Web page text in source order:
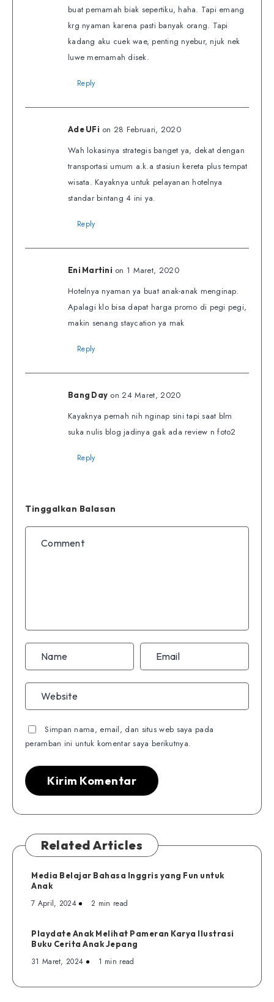
buat pemamah biak sepertiku, haha. Tapi emang
krg nyaman karena pasti banyak orang. Tapi
kadang aku cuek wae, penting nyebur, njuk nek
luwe memamah disek.
Reply
Ade UFi on 28 Februari, 2020
Wah lokasinya strategis banget ya, dekat dengan
transportasi umum a.k.a stasiun kereta plus tempat
wisata. Kayaknya untuk pelayanan hotelnya
standar bintang 4 ini ya.
Reply
Eni Martini on 1 Maret, 2020
Hotelnya nyaman ya buat anak-anak menginap.
Apalagi klo bisa dapat harga promo di pegi pegi,
makin senang staycation ya mak
Reply
Bang Day on 24 Maret, 2020
Kayaknya pernah nih nginap sini tapi saat blm
suka nulis blog jadinya gak ada review n foto2
Reply
Tinggalkan Balasan
Simpan nama, email, dan situs web saya pada
peramban ini untuk komentar saya berikutnya.
Related Articles
Media Belajar Bahasa Inggris yang Fun untuk
Anak
7 April, 2024 2 min read
Playdate Anak Melihat Pameran Karya Ilustrasi
Buku Cerita Anak Jepang
31 Maret, 2024 1 min read